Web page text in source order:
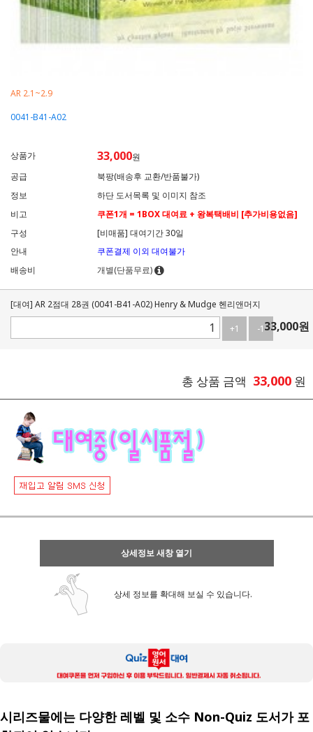
AR 2.1~2.9
0041-B41-A02
상품가 33,000원
공급
북팡(배송후 교환/반품불가)
정보
하단 도서목록 및 이미지 참조
비고
쿠폰1개 = 1BOX 대여료 + 왕복택배비 [추가비용없음]
구성
[비매품] 대여기간 30일
안내
쿠폰결제 이외 대여불가
배송비
개별(단품무료)
[대여] AR 2점대 28권 (0041-B41-A02) Henry & Mudge 헨리앤머지
+1 -133,000원
총 상품 금액 33,000 원
상세정보 새창 열기
상세 정보를 확대해 보실 수 있습니다.
시리즈물에는 다양한 레벨 및 소수 Non-Quiz 도서가 포